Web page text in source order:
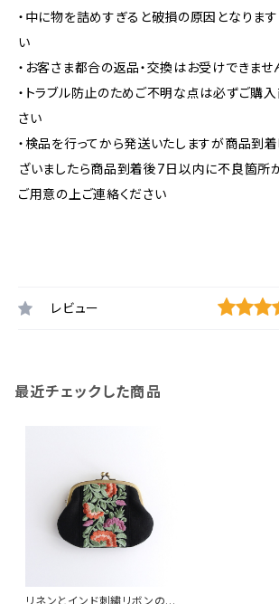
・中に物を詰めすぎると破損の原因となりま
い
・お客さま都合の返品・交換はお受けできませ
・トラブル防止のためご不明な点は必ずご購
さい
・検品を行ってから発送いたしますが商品到
ざいましたら商品到着後7日以内に不良箇所
ご用意の上ご連絡ください
レビュー
最近チェックした商品
リネンとインド刺繍リボンの親